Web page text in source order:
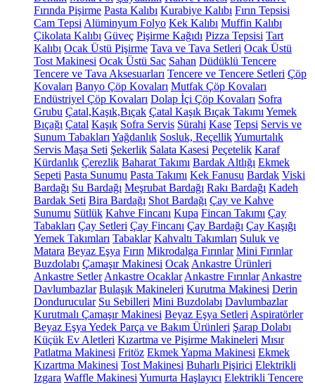
Fırında Pişirme Pasta Kalıbı Kurabiye Kalıbı Fırın Tepsisi
Cam Tepsi Alüminyum Folyo Kek Kalıbı Muffin Kalıbı
Çikolata Kalıbı Güveç Pişirme Kağıdı Pizza Tepsisi Tart
Kalıbı Ocak Üstü Pişirme Tava ve Tava Setleri Ocak Üstü
Tost Makinesi Ocak Üstü Sac Sahan Düdüklü Tencere
Tencere ve Tava Aksesuarları Tencere ve Tencere Setleri Çöp
Kovaları Banyo Çöp Kovaları Mutfak Çöp Kovaları
Endüstriyel Çöp Kovaları Dolap İçi Çöp Kovaları Sofra
Grubu Çatal,Kaşık,Bıçak Çatal Kaşık Bıçak Takımı Yemek
Bıçağı Çatal Kaşık Sofra Servis Sürahi Kase Tepsi Servis ve
Sunum Tabakları Yağdanlık Sosluk, ReçellikYumurtalık
Servis Maşa Seti Şekerlik Salata Kasesi Peçetelik Karaf
Kürdanlık Çerezlik Baharat Takımı Bardak Altlığı Ekmek
Sepeti Pasta Sunumu Pasta Takımı Kek Fanusu Bardak Viski
Bardağı Su Bardağı Meşrubat Bardağı Rakı Bardağı Kadeh
Bardak Seti Bira Bardağı Shot Bardağı Çay ve Kahve
Sunumu Sütlük Kahve Fincanı Kupa Fincan Takımı Çay
Tabakları Çay Setleri Çay Fincanı Çay Bardağı Çay Kaşığı
Yemek Takımları Tabaklar Kahvaltı Takımları Suluk ve
Matara Beyaz Eşya Fırın Mikrodalga Fırınlar Mini Fırınlar
Buzdolabı Çamaşır Makinesi Ocak Ankastre Ürünleri
Ankastre Setler Ankastre Ocaklar Ankastre Fırınlar Ankastre
Davlumbazlar Bulaşık Makineleri Kurutma Makinesi Derin
Dondurucular Su Sebilleri Mini Buzdolabı Davlumbazlar
Kurutmalı Çamaşır Makinesi Beyaz Eşya Setleri Aspiratörler
Beyaz Eşya Yedek Parça ve Bakım Ürünleri Şarap Dolabı
Küçük Ev Aletleri Kızartma ve Pişirme Makineleri Mısır
Patlatma Makinesi Fritöz Ekmek Yapma Makinesi Ekmek
Kızartma Makinesi Tost Makinesi Buharlı Pişirici Elektrikli
Izgara Waffle Makinesi Yumurta Haşlayıcı Elektrikli Tencere